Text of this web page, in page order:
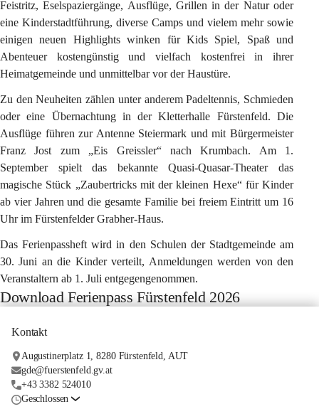
Feistritz, Eselspaziergänge, Ausflüge, Grillen in der Natur oder
eine Kinderstadtführung, diverse Camps und vielem mehr sowie
einigen neuen Highlights winken für Kids Spiel, Spaß und
Abenteuer kostengünstig und vielfach kostenfrei in ihrer
Heimatgemeinde und unmittelbar vor der Haustüre.
Zu den Neuheiten zählen unter anderem Padeltennis, Schmieden
oder eine Übernachtung in der Kletterhalle Fürstenfeld. Die
Ausflüge führen zur Antenne Steiermark und mit Bürgermeister
Franz Jost zum „Eis Greissler“ nach Krumbach. Am 1.
September spielt das bekannte Quasi-Quasar-Theater das
magische Stück „Zaubertricks mit der kleinen Hexe“ für Kinder
ab vier Jahren und die gesamte Familie bei freiem Eintritt um 16
Uhr im Fürstenfelder Grabher-Haus.
Das Ferienpassheft wird in den Schulen der Stadtgemeinde am
30. Juni an die Kinder verteilt, Anmeldungen werden von den
Veranstaltern ab 1. Juli entgegengenommen.
Download Ferienpass Fürstenfeld 2026
Kontakt
Augustinerplatz 1, 8280 Fürstenfeld, AUT
gde@fuerstenfeld.gv.at
+43 3382 524010
Geschlossen